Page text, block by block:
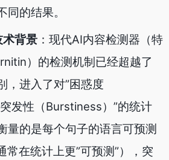
同的结果。
背景 ：现代AI内容检测器（特
）的检测机制已经超越了
，进入了对”困惑度
突发性（Burstiness）”的统计
量的是每个句子的语言可预测
常在统计上更”可预测”），突